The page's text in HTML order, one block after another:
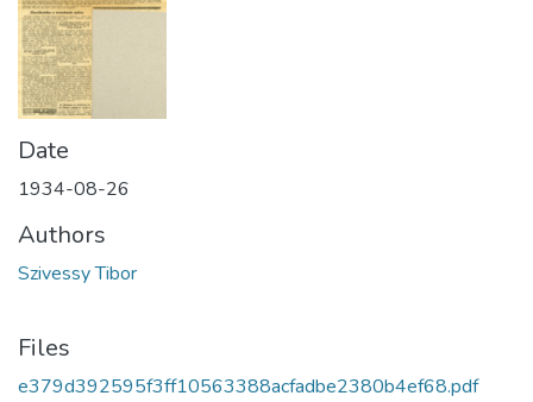
Date
1934-08-26
Authors
Szivessy Tibor
Files
e379d392595f3ff10563388acfadbe2380b4ef68.pdf